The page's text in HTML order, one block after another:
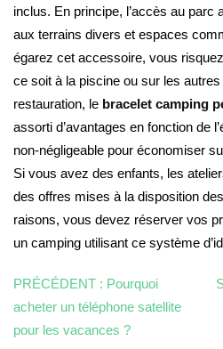
inclus. En principe, l’accès au parc
aux terrains divers et espaces
égarez cet accessoire, vous
ce soit à la piscine ou sur les
restauration, le bracelet camping
assorti d’avantages en fonction de
non-négligeable pour économiser
Si vous avez des enfants, les
des offres mises à la disposition
raisons, vous devez réserver vos
un camping utilisant ce système
PRÉCÉDENT : Pourquoi
acheter un téléphone satellite
pour les vacances ?